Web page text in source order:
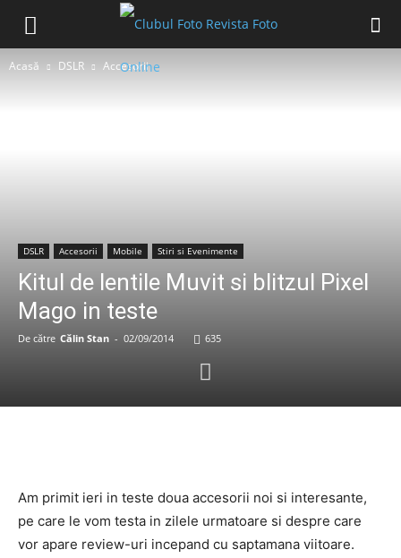
Acasă DSLR Accesorii
DSLR Accesorii Mobile Stiri si Evenimente
Kitul de lentile Muvit si blitzul Pixel
Mago in teste
De către Călin Stan - 02/09/2014 635
Am primit ieri in teste doua accesorii noi si interesante,
pe care le vom testa in zilele urmatoare si despre care
vor apare review-uri incepand cu saptamana viitoare.